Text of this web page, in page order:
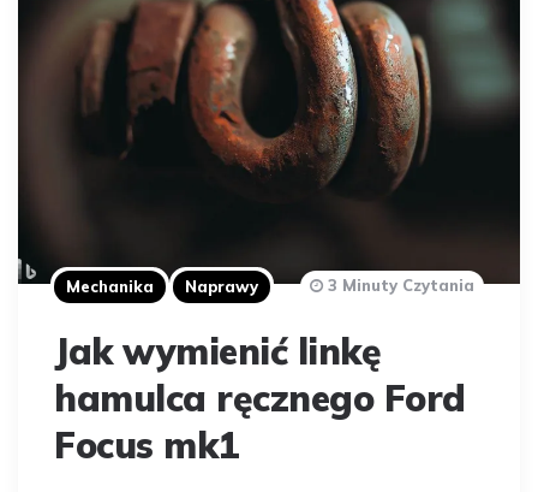
Mechanika Naprawy
Jak wymienić linkę
hamulca ręcznego Ford
Focus mk1
3 Minuty Czytania